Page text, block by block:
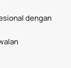
dengan